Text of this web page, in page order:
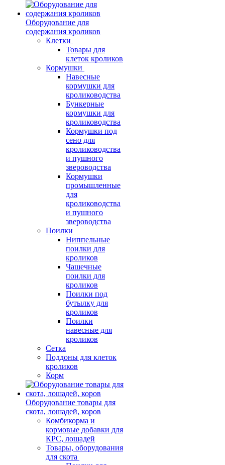
Оборудование для
содержания кроликов
Клетки
Товары для
клеток кроликов
Кормушки
Навесные
кормушки для
кролиководства
Бункерные
кормушки для
кролиководства
Кормушки под
сено для
кролиководства
и пушного
звероводства
Кормушки
промышленные
для
кролиководства
и пушного
звероводства
Поилки
Ниппельные
поилки для
кроликов
Чашечные
поилки для
кроликов
Поилки под
бутылку для
кроликов
Поилки
навесные для
кроликов
Сетка
Поддоны для клеток
кроликов
Корм
Оборудование товары для
скота, лошадей, коров
Комбикорма и
кормовые добавки для
КРС, лошадей
Товары, оборудования
для скота